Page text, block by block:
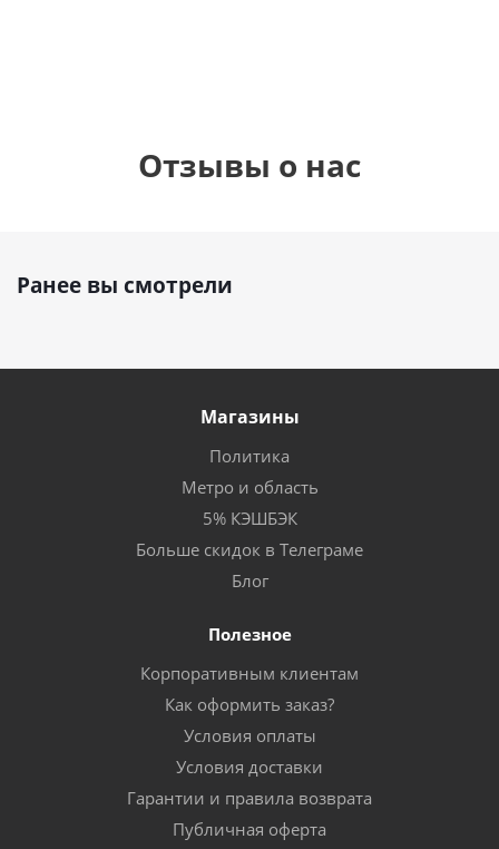
Отзывы о нас
Ранее вы смотрели
Магазины
Политика
Метро и область
5% КЭШБЭК
Больше скидок в Телеграме
Блог
Полезное
Корпоративным клиентам
Как оформить заказ?
Условия оплаты
Условия доставки
Гарантии и правила возврата
Публичная оферта